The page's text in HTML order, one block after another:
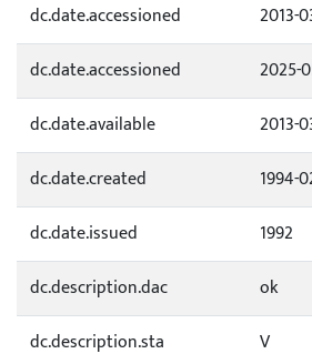
dc.date.accessioned
2013-
dc.date.accessioned
2025-
dc.date.available
2013-
dc.date.created
1994-
dc.date.issued
1992
dc.description.dac
ok
dc.description.sta
V